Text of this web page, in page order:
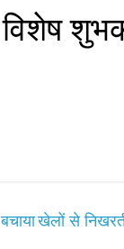
खेलों से